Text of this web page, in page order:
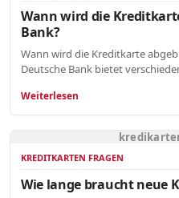
Wann wird die
Bank?
Wann wird die Kreditkarte
Deutsche Bank bietet
Weiterlesen
KREDITKARTEN FRAGEN
Wie lange braucht neue